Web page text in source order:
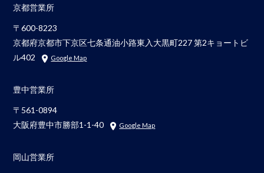
京都営業所
〒600-8223
京都府京都市下京区七条通油小路東入大黒町227 第2キョートビ
ル402
Google Map
豊中営業所
〒561-0894
大阪府豊中市勝部1-1-40
Google Map
岡山営業所